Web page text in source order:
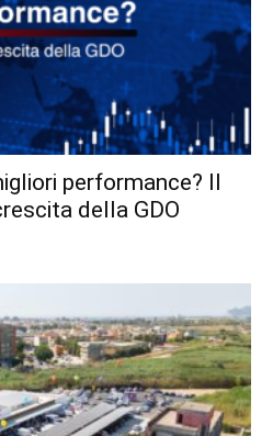
performance? Il
della GDO